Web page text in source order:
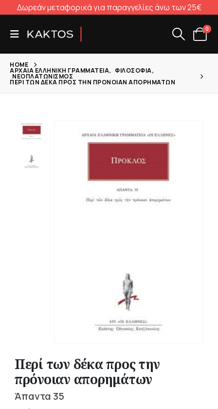
Δωρεάν μεταφορικά για παραγγελίες άνω των 25€
0
HOME
ΑΡΧΑΊΑ ΕΛΛΗΝΙΚΉ ΓΡΑΜΜΑΤΕΊΑ, ΦΙΛΟΣΟΦΊΑ,
ΝΕΟΠΛΑΤΩΝΙΣΜΌΣ
ΠΕΡΊ ΤΩΝ ΔΈΚΑ ΠΡΟΣ ΤΗΝ ΠΡΌΝΟΙΑΝ ΑΠΟΡΗΜΆΤΩΝ
Περί των δέκα προς την
πρόνοιαν απορημάτων
Άπαντα 35